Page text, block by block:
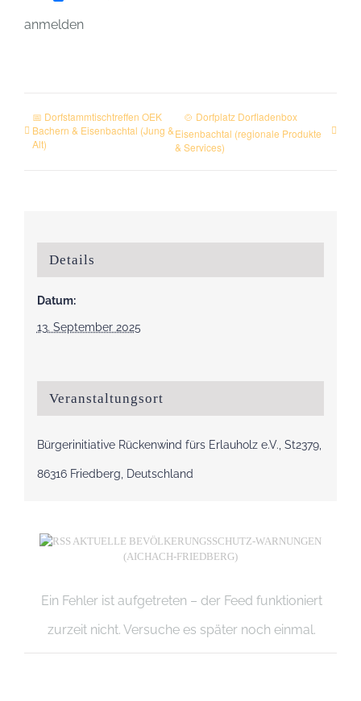
anmelden
📅 Dorfstammtischtreffen OEK
Bachern & Eisenbachtal (Jung &
Alt)
🍲 Dorfplatz Dorfladenbox
Eisenbachtal (regionale Produkte
& Services)
Details
Datum:
13. September 2025
Veranstaltungsort
Bürgerinitiative Rückenwind fürs Erlauholz e.V., St2379,
86316 Friedberg, Deutschland
AKTUELLE BEVÖLKERUNGSSCHUTZ-WARNUNGEN
(AICHACH-FRIEDBERG)
Ein Fehler ist aufgetreten – der Feed funktioniert
zurzeit nicht. Versuche es später noch einmal.